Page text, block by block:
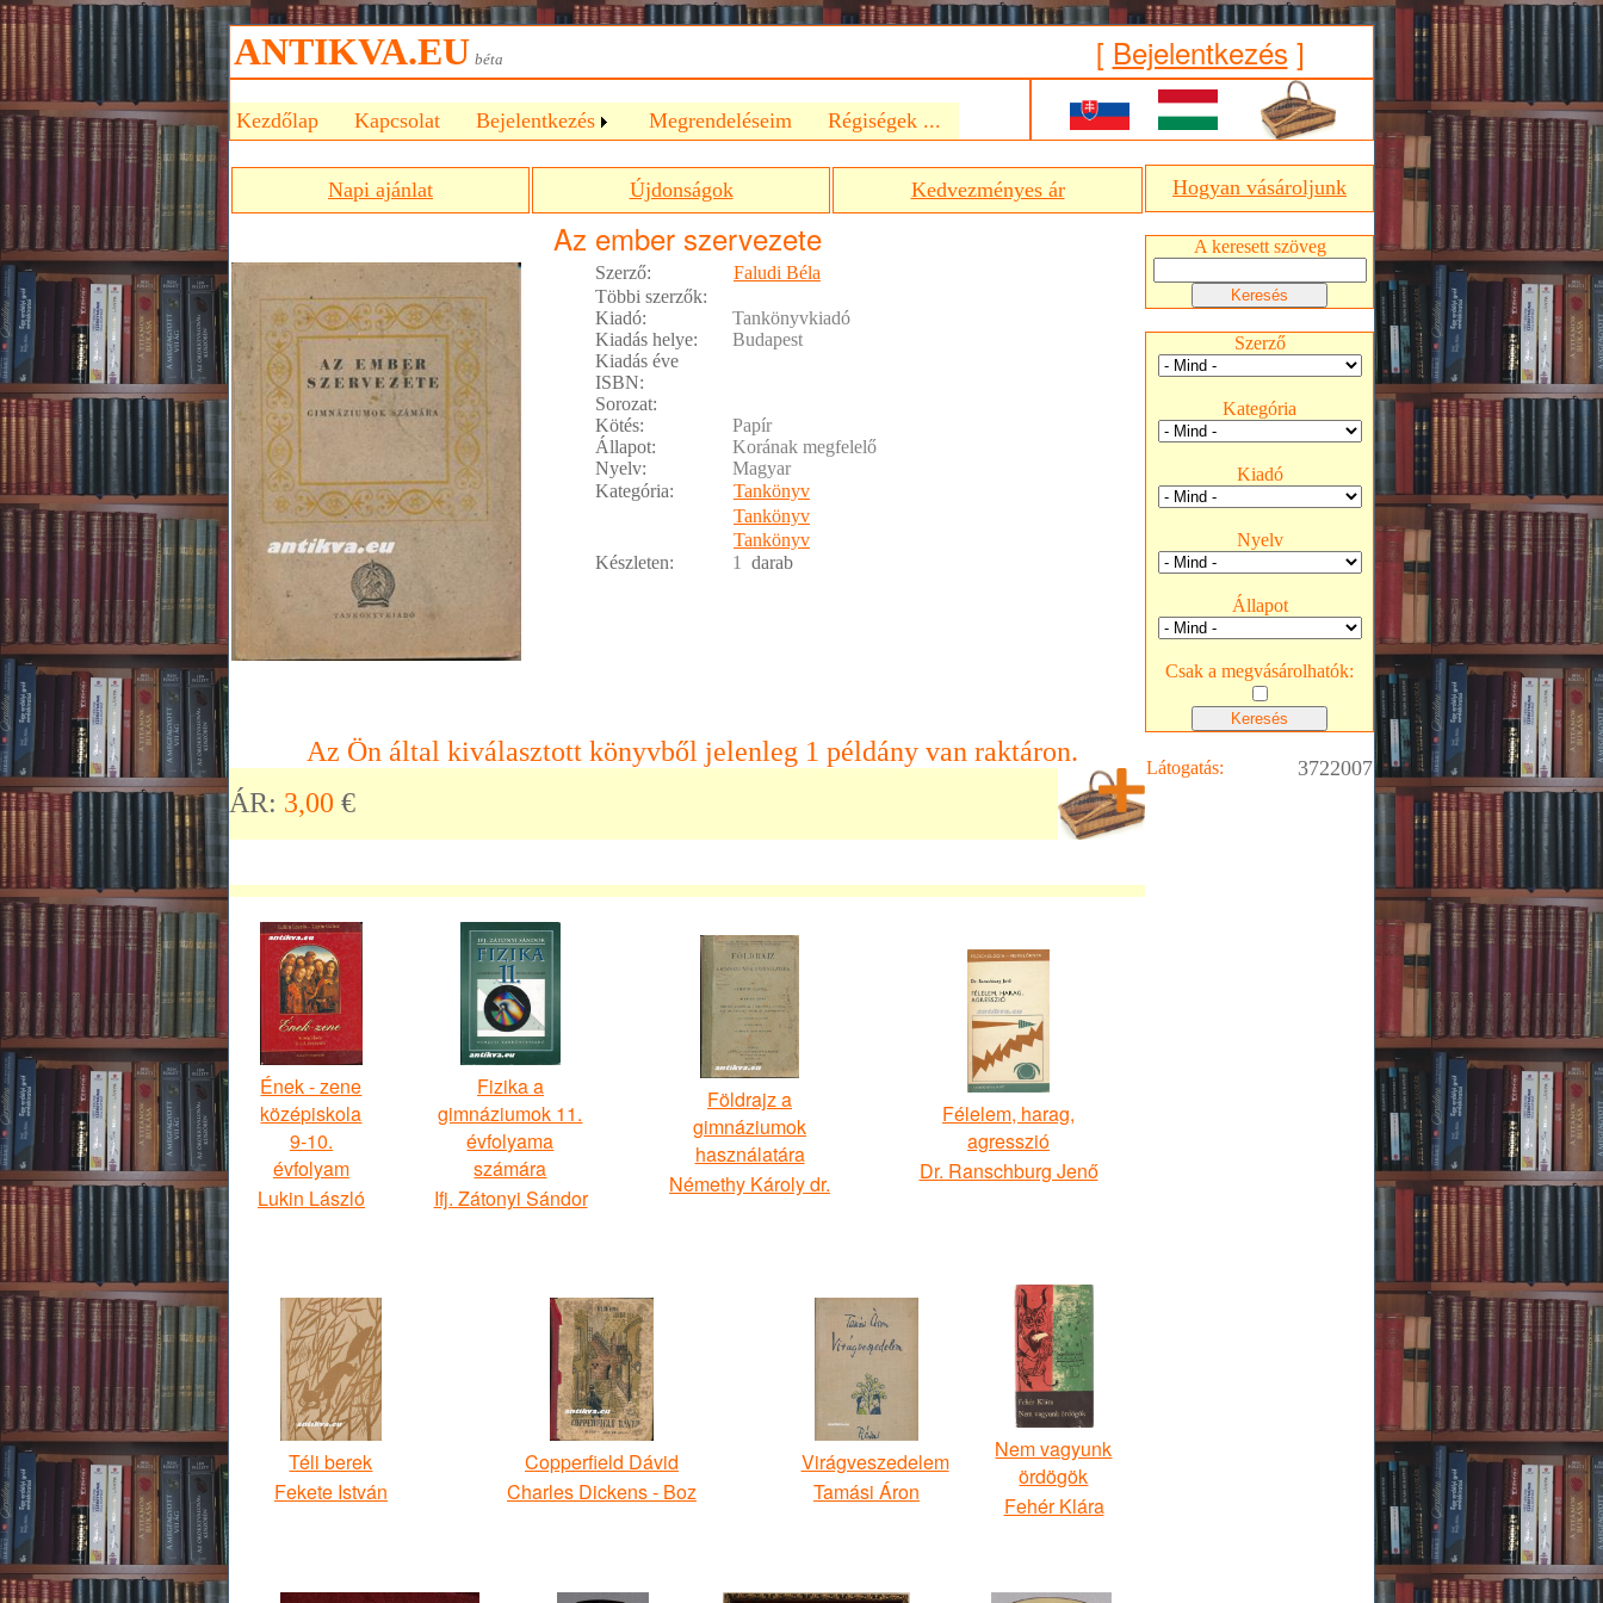
ANTIKVA.EU béta [ Bejelentkezés ]
Kezdőlap Kapcsolat Bejelentkezés Megrendeléseim Régiségek ...
Napi ajánlat Újdonságok Kedvezményes ár
Az ember szervezete
Szerző:
Faludi Béla
Többi szerzők:
Kiadó:
Tankönyvkiadó
Kiadás helye:
Budapest
Kiadás éve
ISBN:
Sorozat:
Kötés:
Papír
Állapot:
Korának megfelelő
Nyelv:
Magyar
Kategória:
Tankönyv
Tankönyv
Tankönyv
Készleten:
1 darab
Az Ön által kiválasztott könyvből jelenleg 1 példány van raktáron.
ÁR: 3,00 €
Ének - zene
középiskola
9-10.
évfolyam
Lukin László
Fizika a
gimnáziumok 11.
évfolyama
számára
Ifj. Zátonyi Sándor
Földrajz a
gimnáziumok
használatára
Némethy Károly dr.
Félelem, harag,
agresszió
Dr. Ranschburg Jenő
Téli berek
Fekete István
Copperfield Dávid
Charles Dickens - Boz
Virágveszedelem
Tamási Áron
Nem vagyunk
ördögök
Fehér Klára
Hogyan vásároljunk
A keresett szöveg
Szerző
Kategória
Kiadó
Nyelv
Állapot
Csak a megvásárolhatók:
Látogatás: 3722007